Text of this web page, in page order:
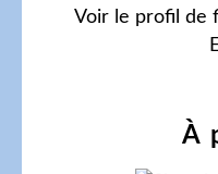
Voir le profil de
À